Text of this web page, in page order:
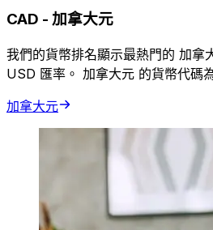
CAD - 加拿大元
我們的貨幣排名顯示最熱門的 加拿
USD 匯率。 加拿大元 的貨幣代碼
加拿大元